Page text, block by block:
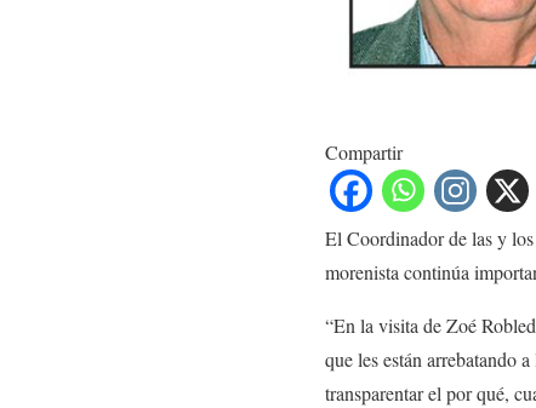
Compartir
El Coordinador de las y
morenista continúa
“En la visita de Zoé
que les están arrebatando
transparentar el por qué,